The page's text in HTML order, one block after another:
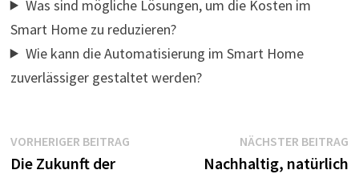
Was sind mögliche Lösungen, um die Kosten im
Smart Home zu reduzieren?
Wie kann die Automatisierung im Smart Home
zuverlässiger gestaltet werden?
Beitragsnavigation
VORHERIGER BEITRAGVorheriger
Die Zukunft der
NÄCHSTER BEITRAG
Nachhaltig, natürlich